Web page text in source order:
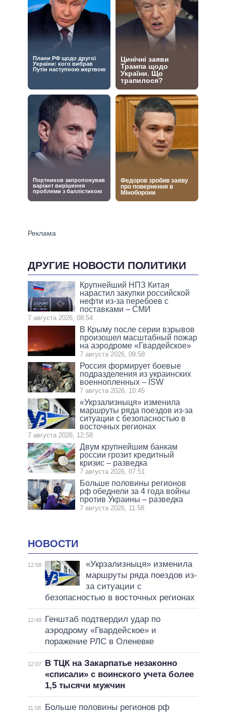
ДРУГИЕ НОВОСТИ ПОЛИТИКИ
Крупнейший НПЗ Китая
нарастил закупки российской
нефти из-за перебоев с
поставками – СМИ
7 августа 2026, 08:54
В Крыму после серии взрывов
произошел масштабный пожар
на аэродроме «Гвардейское»
7 августа 2026, 09:58
Россия формирует боевые
подразделения из украинских
военнопленных – ISW
7 августа 2026, 10:45
«Укрзализныця» изменила
маршруты ряда поездов из-за
ситуации с безопасностью в
восточных регионах
7 августа 2026, 12:58
Двум крупнейшим банкам
россии грозит кредитный
кризис – разведка
7 августа 2026, 07:51
Больше половины регионов
рф обеднели за 4 года войны
против Украины – разведка
7 августа 2026, 11:58
НОВОСТИ
12:58
«Укрзализныця» изменила
маршруты ряда поездов из-
за ситуации с
безопасностью в восточных регионах
12:49
Генштаб подтвердил удар по
аэродрому «Гвардейское» и
поражение РЛС в Оленевке
12:07
В ТЦК на Закарпатье незаконно
«списали» с воинского учета более
1,5 тысячи мужчин
11:58
Больше половины регионов рф